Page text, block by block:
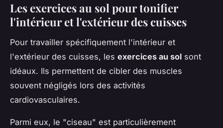
Les exercices au sol pour tonifier
l'intérieur et l'extérieur des cuisses
Pour travailler spécifiquement l'intérieur et
l'extérieur des cuisses, les exercices au sol sont
idéaux. Ils permettent de cibler des muscles
souvent négligés lors des activités
cardiovasculaires.
Parmi eux, le "ciseau" est particulièrement